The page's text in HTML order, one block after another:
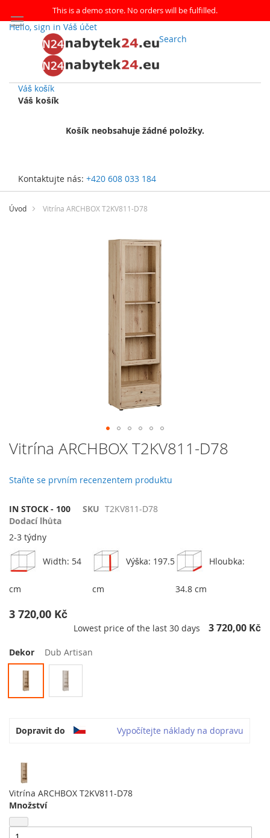
This is a demo store. No orders will be fulfilled.
Hello, sign in Váš účet
Search
Váš košík
Váš košík
Košík neobsahuje žádné položky.
Kontaktujte nás: +420 608 033 184
Přejít
obsah
Úvod Vitrína ARCHBOX T2KV811-D78
Přeskočit
na
galerie
Vitrína ARCHBOX T2KV811-D78
Staňte se prvním recenzentem produktu
IN STOCK - 100 SKU T2KV811-D78
Dodací lhůta
2-3 týdny
Width: 54
cm
Výška: 197.5
cm
Hloubka:
34.8 cm
3 720,00 Kč
Lowest price of the last 30 days 3 720,00 Kč
Dekor Dub Artisan
Dopravit do Vypočítejte náklady na dopravu
Vitrína ARCHBOX T2KV811-D78
Množství